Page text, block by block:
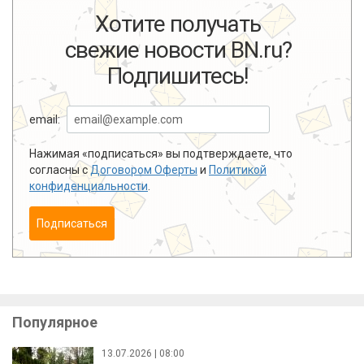
Хотите получать
свежие новости BN.ru?
Подпишитесь!
email:
Нажимая «подписаться» вы подтверждаете, что
согласны сДоговором Оферты и Политикой
конфиденциальности
Подписаться
Популярное
13.07.2026 | 08:00